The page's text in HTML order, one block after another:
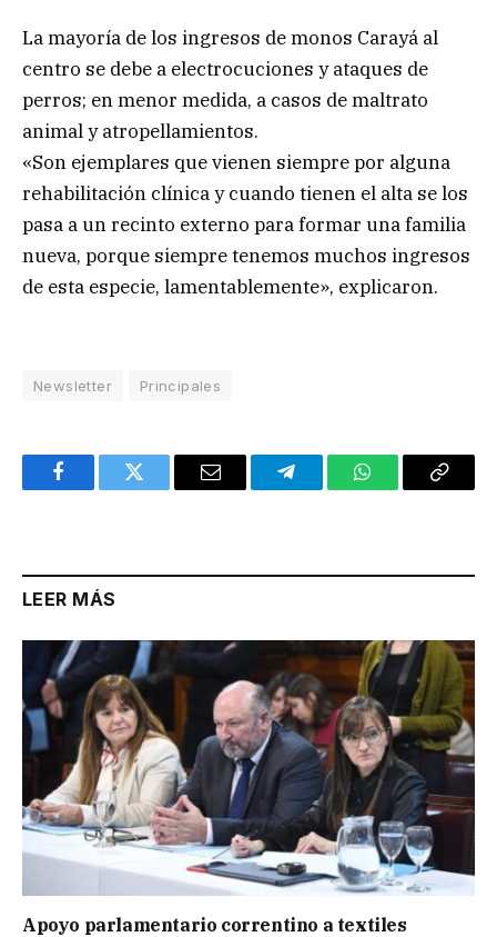
La mayoría de los ingresos de monos Carayá al
centro se debe a electrocuciones y ataques de
perros; en menor medida, a casos de maltrato
animal y atropellamientos.
«Son ejemplares que vienen siempre por alguna
rehabilitación clínica y cuando tienen el alta se los
pasa a un recinto externo para formar una familia
nueva, porque siempre tenemos muchos ingresos
de esta especie, lamentablemente», explicaron.
Newsletter Principales
FacebookTwitter Email TelegramWhatsAppCopy
LEER MÁS
Apoyo parlamentario correntino a textiles